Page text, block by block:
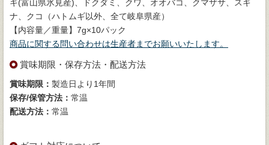
ギ(富山県氷見産)、ドクダミ、クワ、オオバコ、クマザサ、スギ
ナ、クコ（ハトムギ以外、全て岐阜県産）
【内容量／重量】7g×10パック
商品に関する問い合わせは生産者までお願いいたします。
賞味期限・保存方法・配送方法
賞味期限： 製造日より1年間
保存/保管方法： 常温
配送方法： 常温